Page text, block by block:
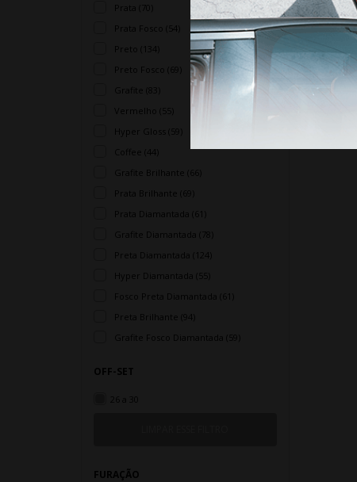
Prata (70)
Prata Fosco (54)
Preto (134)
Preto Fosco (69)
Grafite (83)
Vermelho (55)
Hyper Gloss (59)
Coffee (44)
Grafite Brilhante (66)
Prata Brilhante (69)
Prata Diamantada (61)
Grafite Diamantada (78)
Preta Diamantada (124)
Hyper Diamantada (55)
Fosco Preta Diamantada (61)
Preta Brilhante (94)
Grafite Fosco Diamantada (59)
OFF-SET
26 a 30
FURAÇÃO